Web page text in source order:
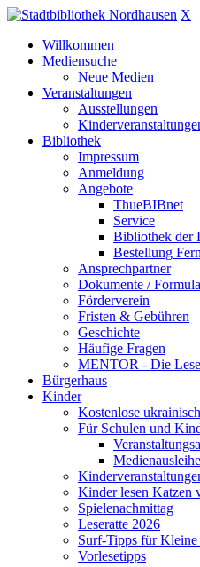
X
Willkommen
Mediensuche
Neue Medien
Veranstaltungen
Ausstellungen
Bibliothek
Impressum
Anmeldung
Angebote
ThueBIBnet
Service
Bibliothek der
Bestellung
Ansprechpartner
Dokumente /
Förderverein
Fristen & Gebühren
Geschichte
Häufige Fragen
MENTOR - Die
Bürgerhaus
Kinder
Kostenlose
Für Schulen und
Medienausleihe
Kinder lesen Katzen
Spielenachmittag
Leseratte 2026
Surf-Tipps für
Vorlesetipps